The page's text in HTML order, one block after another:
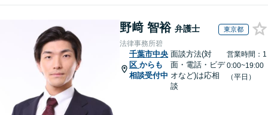
野﨑 智裕 弁護士 東京都
法律事務所碧
千葉市中央
区 からも
相談受付中
面談方法(対
面・電話・ビデ
オなど)は応相
談
営業時間：1
0:00~19:00
（平日）